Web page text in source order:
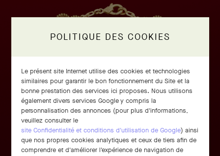
POLITIQUE DES COOKIES
Le présent site Internet utilise des cookies et technologies
similaires pour garantir le bon fonctionnement du Site et la
bonne prestation des services ici proposes. Nous utilisons
également divers services Google y compris la
personnalisation des annonces (pour plus d'informations,
veuillez consulter le
site Confidentialité et conditions d'utilisation de Google) ainsi
que nos propres cookies analytiques et ceux de tiers afin de
comprendre et d'améliorer l'expérience de navigation de